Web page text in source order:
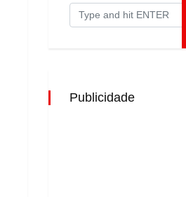
Publicidade